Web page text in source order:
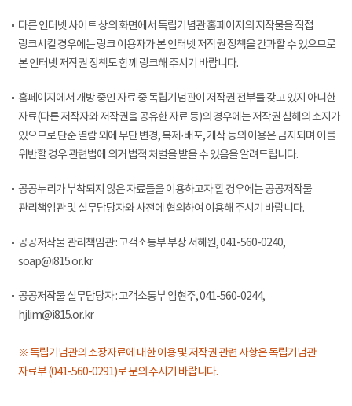
다른 인터넷 사이트 상의 화면에서 독립기념관 홈페이지의 저작물을 직접
링크시킬 경우에는 링크 이용자가 본 인터넷 저작권 정책을 간과할 수 있으므로
본 인터넷 저작권 정책도 함께 링크해 주시기 바랍니다.
홈페이지에서 개방 중인 자료 중 독립기념관이 저작권 전부를 갖고 있지 아니한
자료(다른 저작자와 저작권을 공유한 자료 등)의 경우에는 저작권 침해의 소지가
있으므로 단순 열람 외에 무단 변경, 복제·배포, 개작 등의 이용은 금지되며 이를
위반할 경우 관련법에 의거 법적 처벌을 받을 수 있음을 알려드립니다.
공공누리가 부착되지 않은 자료들을 이용하고자 할 경우에는 공공저작물
관리책임관 및 실무담당자와 사전에 협의하여 이용해 주시기 바랍니다.
공공저작물 관리책임관 : 고객소통부 부장 서혜원, 041-560-0240,
soap@i815.or.kr
공공저작물 실무담당자 : 고객소통부 임현주, 041-560-0244,
hjlim@i815.or.kr
※ 독립기념관의 소장자료에 대한 이용 및 저작권 관련 사항은 독립기념관
자료부 (041-560-0291)로 문의 주시기 바랍니다.